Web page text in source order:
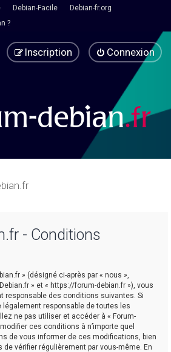
Debian-Facile
Debian-fr.org
?
Connexion
Inscription
- Conditions
» (désigné ci-après par « nous »,
» et « https://forum-debian.fr »), vous
responsable des conditions suivantes. Si
légalement responsable de toutes les
ne pas utiliser et accéder à « Forum-
ces conditions à n’importe quel
de vous informer de ces modifications, bien
vérifier régulièrement par vous-même. En